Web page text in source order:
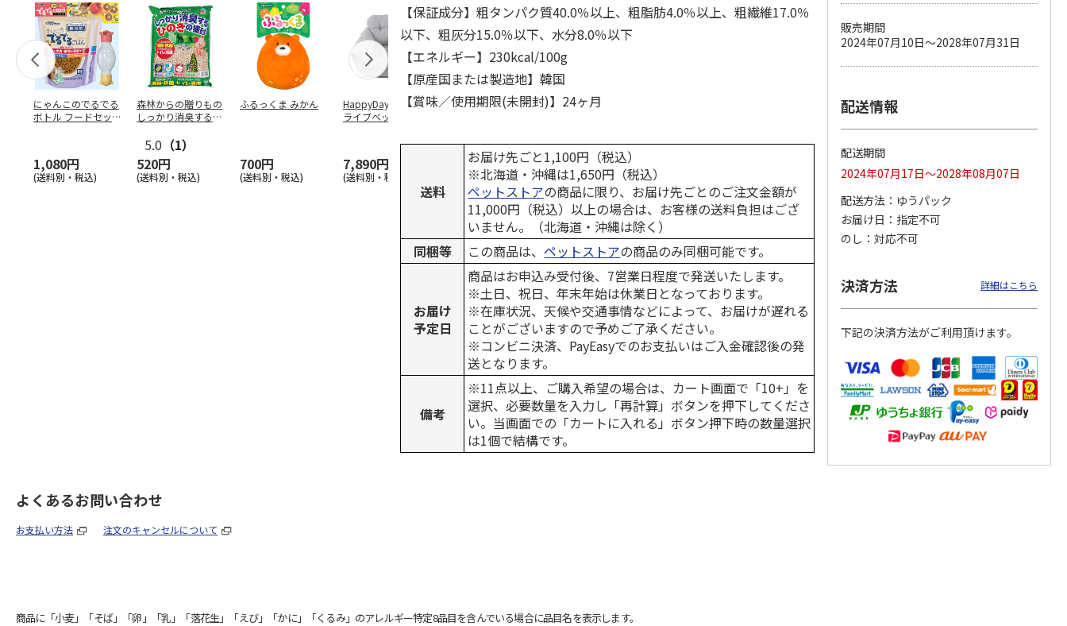
にゃんこのでるでる
ボトル フードセッ
1,080円
(送料別・税込)
森林からの贈りもの
しっかり消臭するひ
5.0 （1）
520円
(送料別・税込)
ふるっくま みかん
700円
(送料別・税込)
HappyDays 2wayド
ライブベッド グレ
7,890円
(送料別・税込)
獣医師開発 ニオイ
レー
1,550円
(送料別・税込)
デオトイレ 飛び散
1,320円
(送料別・税込)
…
470円
(送料別・税込)
おに…
ペット線香 虹のか
なた フルーティフ
ローラルの香り
590円
(送料別・税込)
えBOX とりささ…
380円
(送料別・税込)
【保証成分】粗タンパク質40.0％以上、粗脂肪4.0％以上、粗繊維17.0％
以下、粗灰分15.0％以下、水分8.0％以下
【エネルギー】230kcal/100g
【原産国または製造地】韓国
【賞味／使用期限(未開封)】24ヶ月
送料
お届け先ごと1,100円（税込）
※北海道・沖縄は1,650円（税込）
ペットストアの商品に限り、お届け先ごとのご注文金額が
11,000円（税込）以上の場合は、お客様の送料負担はござ
いません。（北海道・沖縄は除く）
同梱等
この商品は、ペットストアの商品のみ同梱可能です。
お届け
予定日
商品はお申込み受付後、7営業日程度で発送いたします。
※土日、祝日、年末年始は休業日となっております。
※在庫状況、天候や交通事情などによって、お届けが遅れる
ことがございますので予めご了承ください。
※コンビニ決済、PayEasyでのお支払いはご入金確認後の発
送となります。
備考
※11点以上、ご購入希望の場合は、カート画面で「10+」を
選択、必要数量を入力し「再計算」ボタンを押下してくださ
い。当画面での「カートに入れる」ボタン押下時の数量選択
は1個で結構です。
販売期間
2024年07月10日～2028年07月31日
配送情報
配送期間
2024年07月17日～2028年08月07日
配送方法
ゆうパック
お届け日
指定不可
のし
対応不可
決済方法 詳細はこちら
下記の決済方法がご利用頂けます。
よくあるお問い合わせ
お支払い方法 注文のキャンセルについて
商品に「小麦」「そば」「卵」「乳」「落花生」「えび」「かに」「くるみ」のアレルギー特定8品目を含んでいる場合に品目名を表示します。